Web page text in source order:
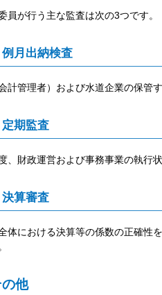
員が行う主な監査は次の3つです。
例月出納検査
計管理者）および水道企業の保管
期監査
、財政運営および事務事業の執行
算審査
体における決算等の係数の正確性
の他